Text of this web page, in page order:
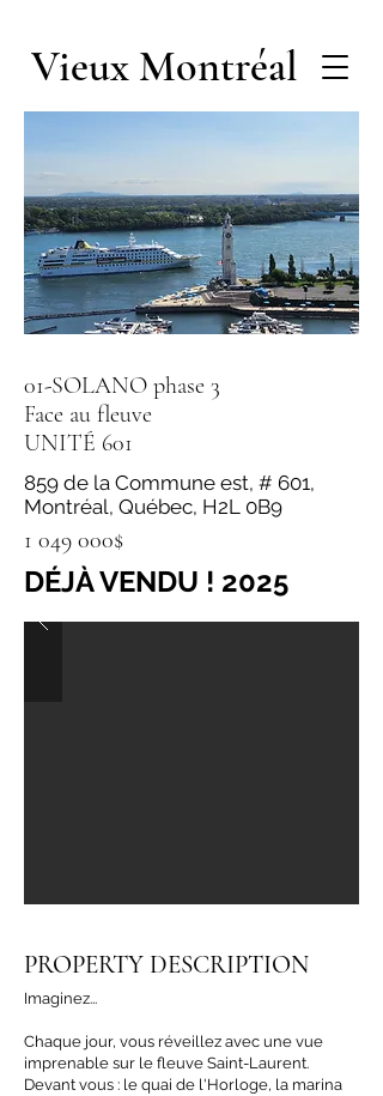
Vieux Montréal
01-SOLANO phase 3
Face au fleuve
UNITÉ 601
859 de la Commune est, # 601,
Montréal, Québec, H2L 0B9
1 049 000$
DÉJÀ VENDU ! 2025
PROPERTY DESCRIPTION
Imaginez...
Chaque jour, vous réveillez avec une vue
imprenable sur le fleuve Saint-Laurent.
Devant vous : le quai de l'Horloge, la marina